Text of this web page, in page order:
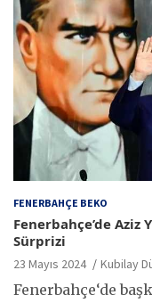
FENERBAHÇE BEKO
Fenerbahçe’de Aziz
Sürprizi
23 Mayıs 2024 Kubilay
Fenerbahçe‘de